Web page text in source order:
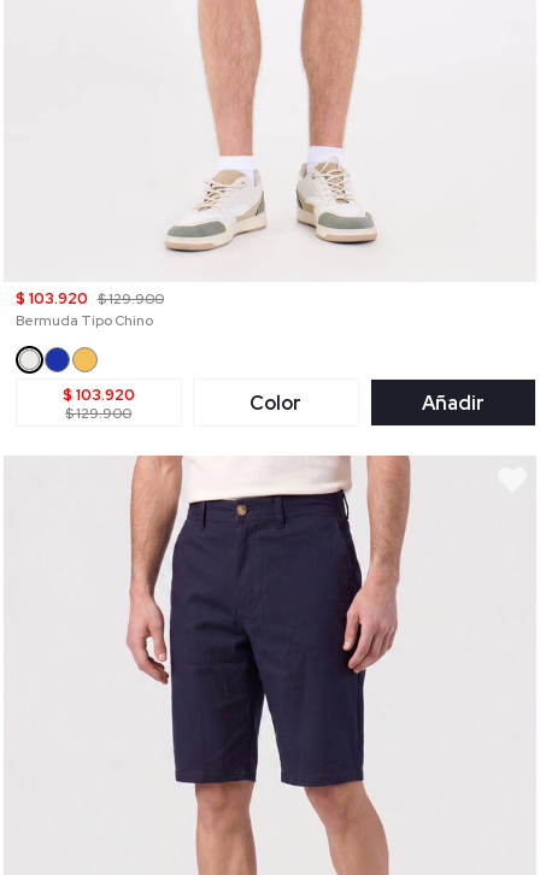
$ 103.920 $ 129.900
Bermuda Tipo Chino
$ 103.920
$ 129.900 Color Añadir